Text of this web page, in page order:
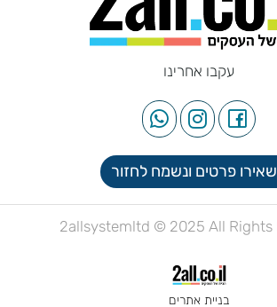
עקבו אחרינו
פרטים ונשמח לחזור
2allsystemltd © 2025 All Rights
בניית אתרים